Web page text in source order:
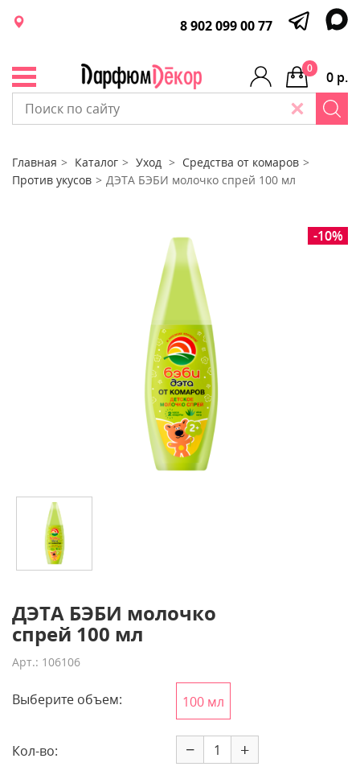
8 902 099 00 77
0 р.
0
Главная Каталог Уход
Средства от комаров
Против укусов
ДЭТА БЭБИ молочко спрей 100 мл
-10%
ДЭТА БЭБИ молочко
спрей 100 мл
Арт.: 106106
Выберите объем: 100 мл
Кол-во: − +